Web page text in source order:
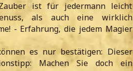
ist für jedermann leicht
als auch eine wirklich
- Erfahrung, die jedem Magier
es nur bestätigen: Dieser
Machen Sie doch ein